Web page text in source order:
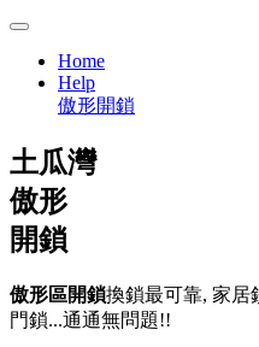
Home
Help
傲形開鎖
土瓜灣
傲形
開鎖
傲形區開鎖換鎖最可靠, 家居
門鎖...通通無問題!!